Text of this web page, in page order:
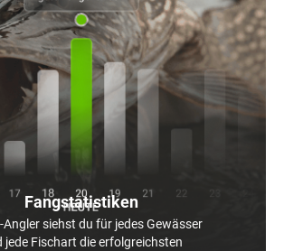
Fangstatistiken
Angler siehst du für jedes Gewässer
jede Fischart die erfolgreichsten